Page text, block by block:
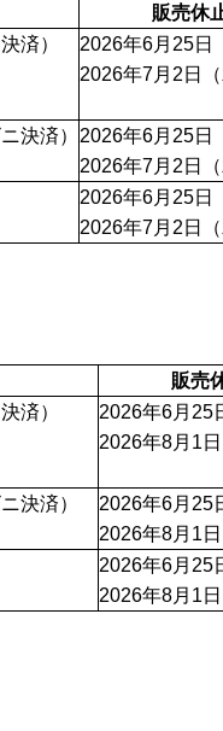
販売休
済）
2026年6月25日
2026年7月2日
決済）
2026年6月25日
2026年7月2日
2026年6月25日
2026年7月2日
販売
済）
2026年6月25
2026年8月1
ニ決済）
2026年6月25
2026年8月1
2026年6月25
2026年8月1